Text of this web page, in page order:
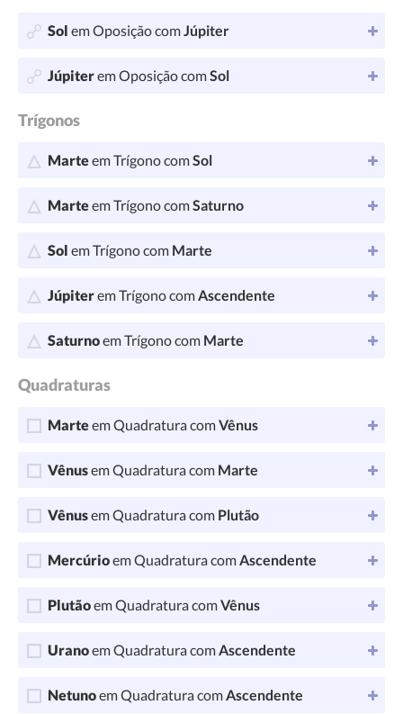
Sol em Oposição comJúpiter
Júpiterem Oposição comSol
Trígonos
Marteem Trígono comSol
Marteem Trígono comSaturno
Sol em Trígono com Marte
Júpiterem Trígono comAscendente
Saturnoem Trígono com Marte
Quadraturas
Marteem Quadratura comVênus
Vênusem Quadratura com Marte
Vênusem Quadratura com Plutão
Mercúrioem Quadratura comAscendente
Plutãoem Quadratura comVênus
Uranoem Quadratura comAscendente
Netunoem Quadratura comAscendente